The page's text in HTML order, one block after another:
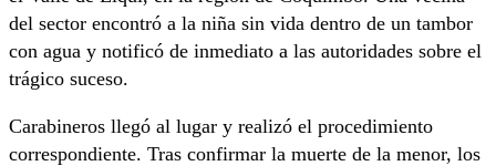
del sector encontró a la niña sin vida dentro de un tambor
con agua y notificó de inmediato a las autoridades sobre el
trágico suceso.
Carabineros llegó al lugar y realizó el procedimiento
correspondiente. Tras confirmar la muerte de la menor, los